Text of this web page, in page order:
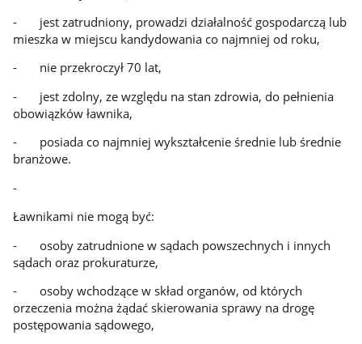
- jest zatrudniony, prowadzi działalność gospodarczą lub
mieszka w miejscu kandydowania co najmniej od roku,
- nie przekroczył 70 lat,
- jest zdolny, ze względu na stan zdrowia, do pełnienia
obowiązków ławnika,
- posiada co najmniej wykształcenie średnie lub średnie
branżowe.
-
Ławnikami nie mogą być:
- osoby zatrudnione w sądach powszechnych i innych
sądach oraz prokuraturze,
- osoby wchodzące w skład organów, od których
orzeczenia można żądać skierowania sprawy na drogę
postępowania sądowego,